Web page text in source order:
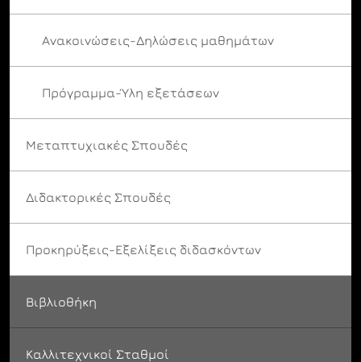
Ανακοινώσεις-Δηλώσεις μαθημάτων
Πρόγραμμα-Ύλη εξετάσεων
Μεταπτυχιακές Σπουδές
Διδακτορικές Σπουδές
Προκηρύξεις-Εξελίξεις διδασκόντων
Βιβλιοθήκη
Καλλιτεχνικοί Σταθμοί